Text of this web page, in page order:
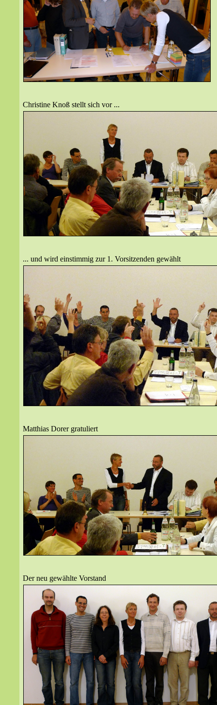
Christine Knoß stellt sich vor ...
... und wird einstimmig zur 1. Vorsitzenden gewählt
Matthias Dorer gratuliert
Der neu gewählte Vorstand